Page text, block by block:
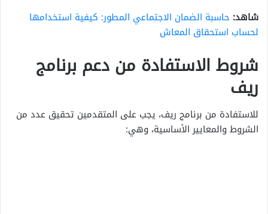
شاهد: حاسبة الضمان الاجتماعي المطور: كيفية استخدامها
لحساب استحقاق المعاش
شروط الاستفادة من دعم برنامج
ريف
للاستفادة من برنامج ريف، يجب على المتقدمين تحقيق عدد من
الشروط والمعايير الأساسية، وهي: